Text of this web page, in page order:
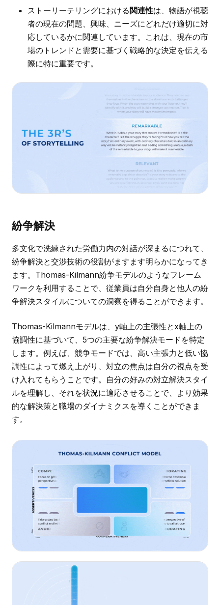
ストーリーテリングにおける 関連性は、物語が視聴
者の現在の問題、興味、ニーズにどれだけ適切に対
応しているかに関連しています。これは、現在の市
場のトレンドと需要に基づく戦略的な決定を伝える
際に特に重要です。
紛争解決
多文化で洗練された労働力内の対話が深まるにつれて、
紛争解決と交渉技術の役割がますます明らかになってき
ます。Thomas-Kilmann紛争モデルのようなフレーム
ワークを利用することで、従業員は自分自身と他人の紛
争解決スタイルについての洞察を得ることができます。
Thomas-Kilmannモデルは、y軸上の主張性とx軸上の
協調性に基づいて、5つの主要な紛争解決モードを特定
します。例えば、競争モードでは、高い主張力と低い協
調性によって燃え上がり、対立の焦点は自分の視点を受
け入れてもらうことです。自分の好みの対立解決スタイ
ルを理解し、それを状況に適応させることで、より効果
的な解決策と職場のダイナミクスを導くことができま
す。